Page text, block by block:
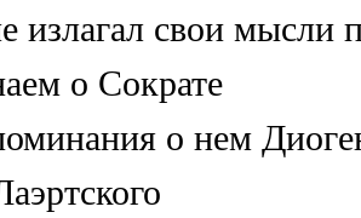
излагал свои мысли
о Сократе
о нем